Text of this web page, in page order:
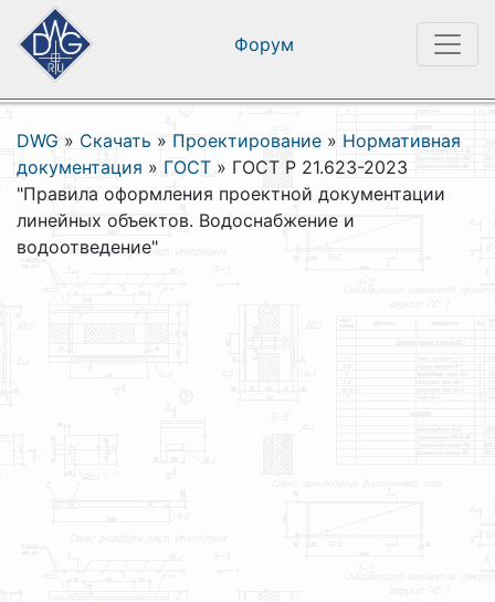
Форум
DWG » Скачать » Проектирование » Нормативная
документация » ГОСТ » ГОСТ Р 21.623-2023
"Правила оформления проектной документации
линейных объектов. Водоснабжение и
водоотведение"